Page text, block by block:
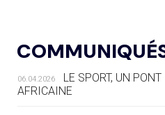
LE RÊVE DE
AUX JO « N'EST
05.08 — TIR À L'ARC
DES MONDIAUX
06.04.2026
LE SPORT, UN
AFRICAINE